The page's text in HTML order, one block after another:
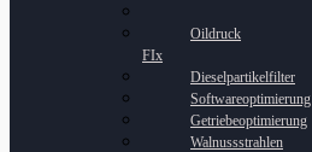
Oildruck
FIx
Dieselpartikelfilter
Softwareoptimierung
Getriebeoptimierung
Walnussstrahlen